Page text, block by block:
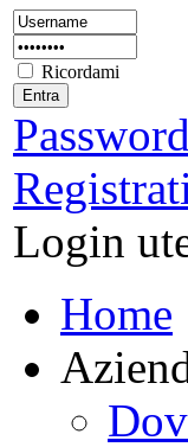
Ricordami
Login
Home